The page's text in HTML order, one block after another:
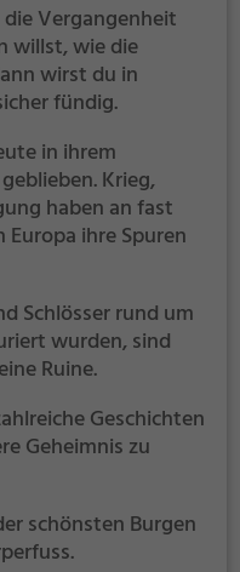
Vergangenheit
willst, wie die
wirst du in
fündig.
in ihrem
Krieg,
haben an fast
ihre Spuren
Schlösser rund um
wurden, sind
Ruine.
Geschichten
Geheimnis zu
schönsten Burgen